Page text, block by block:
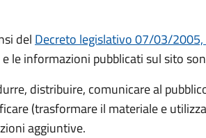
del Decreto legislativo 07/03/2005,
informazioni pubblicati sul sito
distribuire, comunicare al
(trasformare il materiale e
aggiuntive.